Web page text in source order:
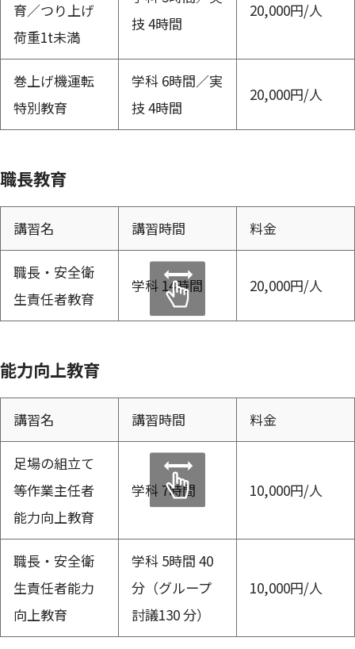
育／つり上げ
荷重1t未満
技 4時間
20,000円/人
巻上げ機運転
特別教育
学科 6時間／実
技 4時間
20,000円/人
職長教育
講習名 講習時間 料金
職長・安全衛
生責任者教育
学科 14時間 20,000円/人
能力向上教育
講習名 講習時間 料金
足場の組立て
等作業主任者
能力向上教育
学科 7時間 10,000円/人
職長・安全衛
生責任者能力
向上教育
学科 5時間 40
分（グループ
討議130 分）
10,000円/人